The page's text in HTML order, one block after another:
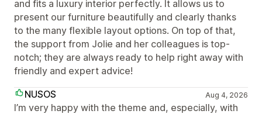
and fits a luxury interior perfectly. It allows us to
present our furniture beautifully and clearly thanks
to the many flexible layout options. On top of that,
the support from Jolie and her colleagues is top-
notch; they are always ready to help right away with
friendly and expert advice!
NUSOS
Aug 4, 2026
I’m very happy with the theme and, especially, with